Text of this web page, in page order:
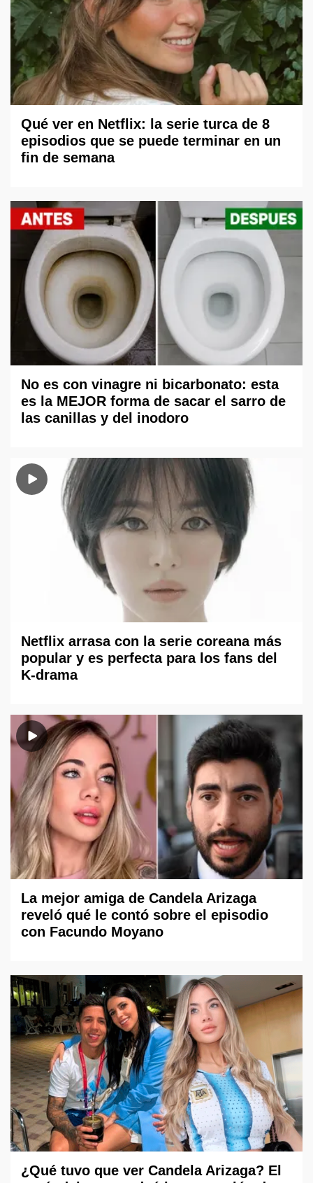
Qué ver en Netflix: la serie turca de 8
episodios que se puede terminar en un
fin de semana
No es con vinagre ni bicarbonato: esta
es la MEJOR forma de sacar el sarro de
las canillas y del inodoro
Netflix arrasa con la serie coreana más
popular y es perfecta para los fans del
K-drama
La mejor amiga de Candela Arizaga
reveló qué le contó sobre el episodio
con Facundo Moyano
¿Qué tuvo que ver Candela Arizaga? El